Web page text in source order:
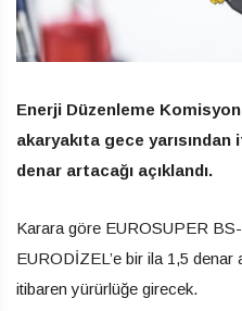
Enerji Düzenleme
akaryakıta gece
denar artacağı açıklandı.
Karara göre EUROSUPER
EURODİZEL’e bir ila 1,5 denar
itibaren yürürlüğe girecek.